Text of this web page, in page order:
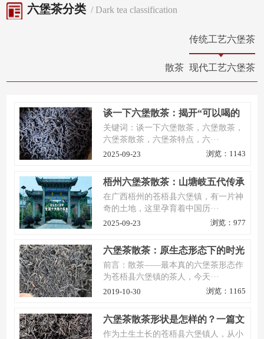
六堡茶分类 / Dark tea classification
传统工艺六堡茶
现代工艺六堡茶
散茶
谈一下六堡散茶：揭开“可以喝的
古董”随性之美与收藏之道
关键词：谈一下六堡散茶，六堡散茶，
六堡茶散茶，六堡茶特点，六···
2025-09-23
浏览：1143
梧州六堡茶散茶：山塘岐五代传承
的自然馈赠
在广西梧州的苍梧县六堡镇，有一片神
奇的土地，这里孕育着中国历···
2025-09-23
浏览：977
六堡茶散茶：原生态形态下的时光
滋味
前言：散茶——最本真的六堡茶形态作
为苍梧县六堡镇的茶人，今天···
2019-10-30
浏览：1165
六堡茶散茶形状是怎样的？一篇文
章说透散茶的“外相”与品质密码
作为土生土长的苍梧县六堡镇人，从小